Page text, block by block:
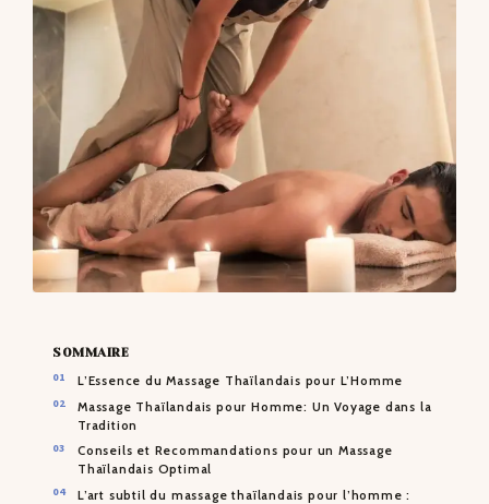
SOMMAIRE
L’Essence du Massage Thaïlandais pour L’Homme
Massage Thaïlandais pour Homme: Un Voyage dans la
Tradition
Conseils et Recommandations pour un Massage
Thaïlandais Optimal
L’art subtil du massage thaïlandais pour l’homme :